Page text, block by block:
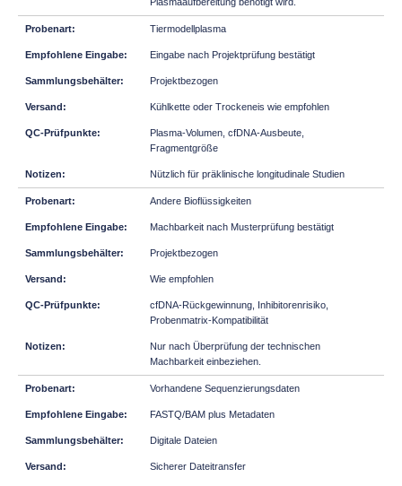
Tiermodellplasma
Eingabe nach Projektprüfung bestätigt
Projektbezogen
Kühlkette oder Trockeneis wie empfohlen
Plasma-Volumen, cfDNA-Ausbeute,
Fragmentgröße
Nützlich für präklinische longitudinale Studien
Andere Bioflüssigkeiten
Machbarkeit nach Musterprüfung bestätigt
Projektbezogen
Wie empfohlen
cfDNA-Rückgewinnung, Inhibitorenrisiko,
Probenmatrix-Kompatibilität
Nur nach Überprüfung der technischen
Machbarkeit einbeziehen.
Vorhandene Sequenzierungsdaten
FASTQ/BAM plus Metadaten
Digitale Dateien
Sicherer Dateitransfer